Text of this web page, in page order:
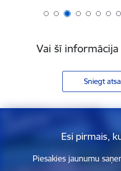
Vai šī
Sniegt
Esi pirmais,
Piesakies jaunumu